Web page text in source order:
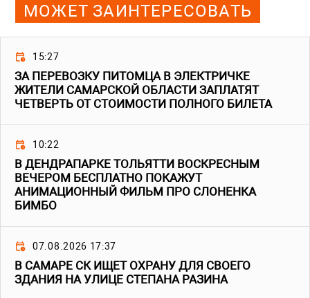
МОЖЕТ ЗАИНТЕРЕСОВАТЬ
15:27
ЗА ПЕРЕВОЗКУ ПИТОМЦА В ЭЛЕКТРИЧКЕ
ЖИТЕЛИ САМАРСКОЙ ОБЛАСТИ ЗАПЛАТЯТ
ЧЕТВЕРТЬ ОТ СТОИМОСТИ ПОЛНОГО БИЛЕТА
10:22
В ДЕНДРАПАРКЕ ТОЛЬЯТТИ ВОСКРЕСНЫМ
ВЕЧЕРОМ БЕСПЛАТНО ПОКАЖУТ
АНИМАЦИОННЫЙ ФИЛЬМ ПРО СЛОНЕНКА
БИМБО
07.08.2026 17:37
В САМАРЕ СК ИЩЕТ ОХРАНУ ДЛЯ СВОЕГО
ЗДАНИЯ НА УЛИЦЕ СТЕПАНА РАЗИНА